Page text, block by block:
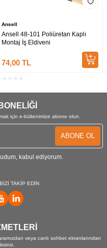
Ansell
Ansell 48-101 Poliüretan Kaplı
Montaj İş Eldiveni
74,00TL
için e-bültenimize abone olun.
ABONE OL
kabul ediyorum.
TAKİP EDİN
veya canlı sohbet ekranlarından